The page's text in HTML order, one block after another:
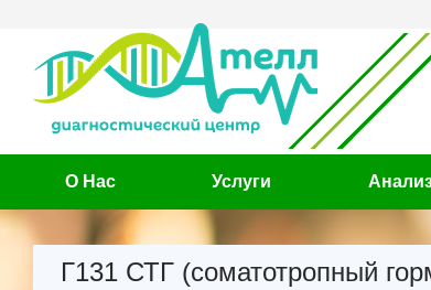
О Нас Услуги
Г131 СТГ (соматотропный